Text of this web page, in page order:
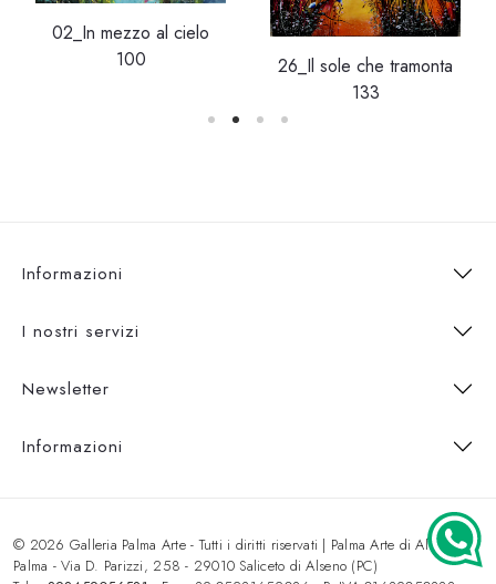
02_In mezzo al cielo
100
26_Il sole che tramonta
133
Informazioni
I nostri servizi
Newsletter
Informazioni
© 2026 Galleria Palma Arte - Tutti i diritti riservati | Palma Arte di Alice
Palma - Via D. Parizzi, 258 - 29010 Saliceto di Alseno (PC)